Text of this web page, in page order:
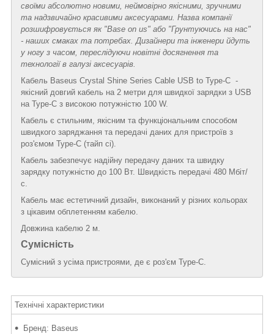
своїми абсолютно новими, неймовірно якісними, зручними
та надзвичайно красивими аксесуарами. Назва компанії
розшифровується як "Base on us" або "Грунтуючись на нас"
- наших смаках та потребах. Дизайнери та інженери йдуть
у ногу з часом, переслідуючи новітні досягнення та
технології в галузі аксесуарів.
Кабель Baseus Crystal Shine Series Cable USB to Type-C -
якісний довгий кабель на 2 метри для швидкої зарядки з USB
на Type-C з високою потужністю 100 W.
Кабель є стильним, якісним та функціональним способом
швидкого заряджання та передачі даних для пристроїв з
роз'ємом Type-C (тайп сі).
Кабель забезпечує надійну передачу даних та швидку
зарядку потужністю до 100 Вт. Швидкість передачі 480 Мбіт/
с.
Кабель має естетичний дизайн, виконаний у різних кольорах
з цікавим обплетенням кабелю.
Довжина кабелю 2 м.
Сумісність
Сумісний з усіма пристроями, де є роз'єм Type-C.
Технічні характеристики
Бренд: Baseus